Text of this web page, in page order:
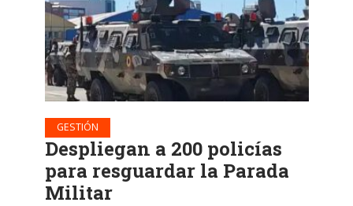
GESTIÓN
Despliegan a 200 policías
para resguardar la Parada
Militar